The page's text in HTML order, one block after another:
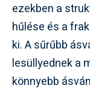
ezekben a
hűlése és a
ki. A sűrűbb
lesüllyednek a
könnyebb